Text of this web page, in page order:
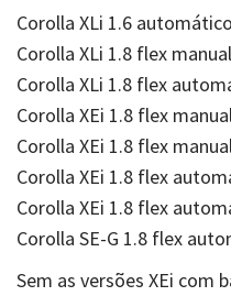
Corolla XLi 1.6
Corolla XLi 1.8 flex
Corolla XLi 1.8 flex
Corolla XEi 1.8 flex
Corolla XEi 1.8 flex
Corolla XEi 1.8 flex
Corolla XEi 1.8 flex
Corolla SE-G 1.8 flex
Sem as versões XEi com